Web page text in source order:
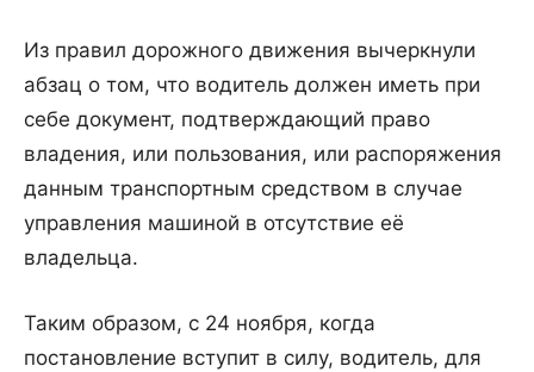
Из правил дорожного движения вычеркнули
абзац о том, что водитель должен иметь при
себе документ, подтверждающий право
владения, или пользования, или распоряжения
данным транспортным средством в случае
управления машиной в отсутствие её
владельца.
Таким образом, с 24 ноября, когда
постановление вступит в силу, водитель, для